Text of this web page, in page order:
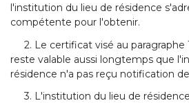
l'institution du lieu de résidence
compétente pour l'obtenir.
2. Le certificat visé au paragraphe
reste valable aussi longtemps que
résidence n'a pas reçu notification
3. L'institution du lieu de